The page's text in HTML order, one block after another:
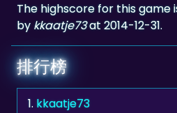
排行榜
1.kkaatje73
2.prijsbeest